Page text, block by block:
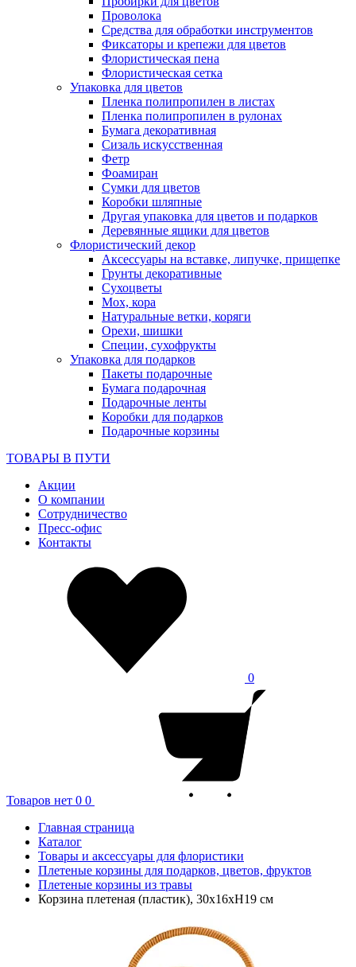
Проволока
Средства для обработки инструментов
Фиксаторы и крепежи для цветов
Флористическая пена
Флористическая сетка
Упаковка для цветов
Пленка полипропилен в листах
Пленка полипропилен в рулонах
Бумага декоративная
Сизаль искусственная
Фетр
Фоамиран
Сумки для цветов
Коробки шляпные
Другая упаковка для цветов и подарков
Деревянные ящики для цветов
Флористический декор
Аксессуары на вставке, липучке, прищепке
Грунты декоративные
Сухоцветы
Мох, кора
Натуральные ветки, коряги
Орехи, шишки
Специи, сухофрукты
Упаковка для подарков
Пакеты подарочные
Бумага подарочная
Подарочные ленты
Коробки для подарков
Подарочные корзины
ТОВАРЫ В ПУТИ
Акции
О компании
Сотрудничество
Пресс-офис
Контакты
0
Товаров нет 0 0
Главная страница
Каталог
Товары и аксессуары для флористики
Плетеные корзины для подарков, цветов, фруктов
Плетеные корзины из травы
Корзина плетеная (пластик), 30x16xН19 см